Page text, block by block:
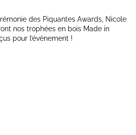
des Piquantes Awards, Nicole
nos trophées en bois Made in
pour l’évènement !